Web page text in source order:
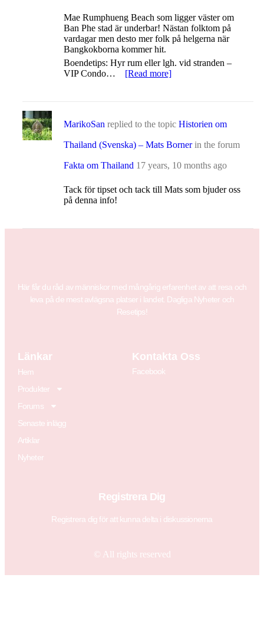
Mae Rumphueng Beach som ligger väster om
Ban Phe stad är underbar! Nästan folktom på
vardagar men desto mer folk på helgerna när
Bangkokborna kommer hit.
Boendetips: Hyr rum eller lgh. vid stranden –
VIP Condo…
[Read more]
MarikoSan replied to the topic Historien om
Thailand (Svenska) – Mats Bornerin the forum
Fakta om Thailand 17 years, 10 months ago
Tack för tipset och tack till Mats som bjuder oss
på denna info!
Här får du råd av människor med mångårig erfarenhet av att resa och
leva på de mest avlägsna platser i landet. Dagliga Nyheter och
Resetips!
Länkar
Hem
Produkter
Forums
Senaste inlägg
Artiklar
Nyheter
Kontakta Oss
Facebook
Registrera Dig
Registrera dig för att kunna delta i diskussionerna
© All rights reserved